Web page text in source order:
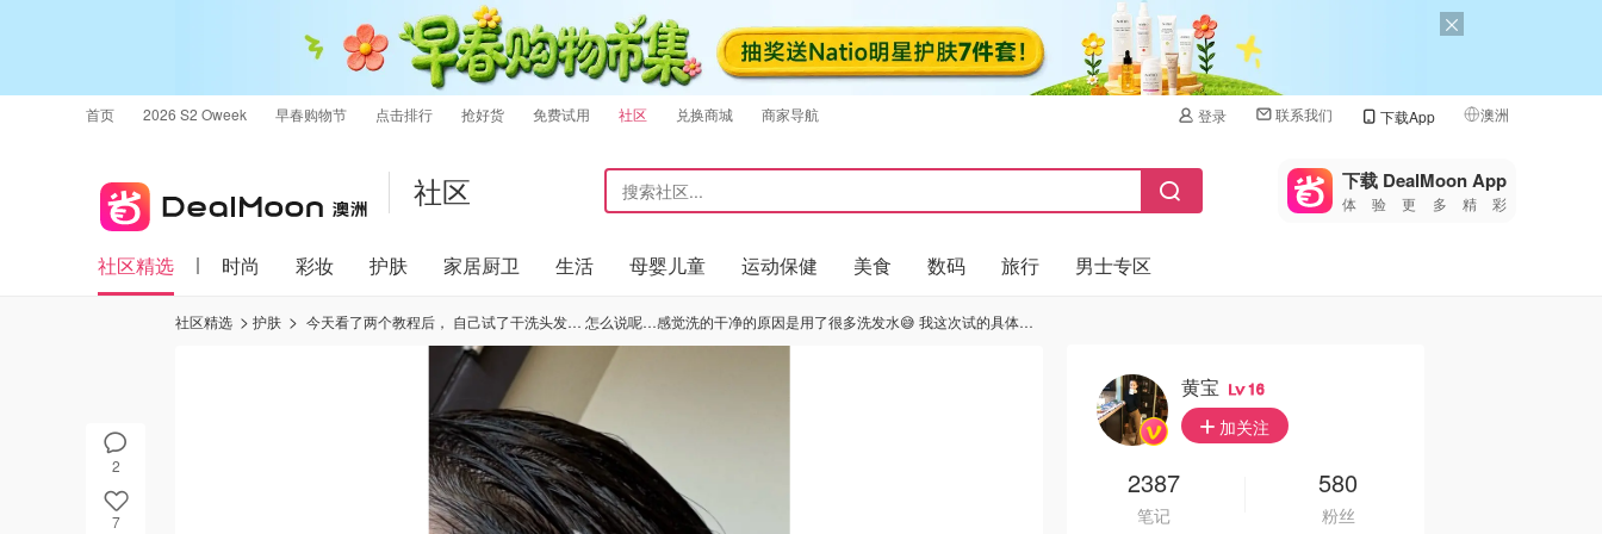
首页 2026 S2 Oweek 早春购物节 点击排行 抢好货 免费试用 社区 兑换商城 商家导航 登录 联系我们 下载App 澳洲
🇺🇸
🇨🇳 中国
🇮🇹
社区 下载 DealMoon App
体验更多精彩
社区精选 时尚 彩妆 护肤 家居厨卫 生活 母婴儿童 运动保健 美食 数码 旅行 男士专区
2
7
社区精选 护肤 今天看了两个教程后， 自己试了干洗头发… 怎么说呢…感觉洗的干净的原因是用了很多洗发水😅 我这次试的具体步骤： 1️⃣ 洗发水分次少量均匀抹在一点点湿的（也就是damp）头发上。 可以拿喷壶，也可以手接点水一滴滴的滴…如果手不抖，也可
黄宝 16
加关注
2387
笔记
580
粉丝